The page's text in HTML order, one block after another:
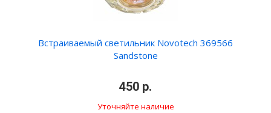
Встраиваемый светильник Novotech 369566
Sandstone
450 р.
Уточняйте наличие